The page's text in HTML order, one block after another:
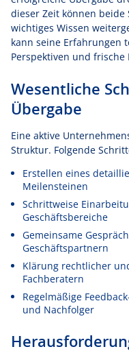
dieser Zeit können
wichtiges Wissen
kann seine Erfahrungen
Perspektiven und
Wesentliche
Übergabe
Eine aktive
Struktur. Folgende
Erstellen eines
Meilensteinen
Schrittweise
Geschäftsbereiche
Gemeinsame
Geschäftspartnern
Klärung rechtlicher
Fachberatern
Regelmäßige
und Nachfolger